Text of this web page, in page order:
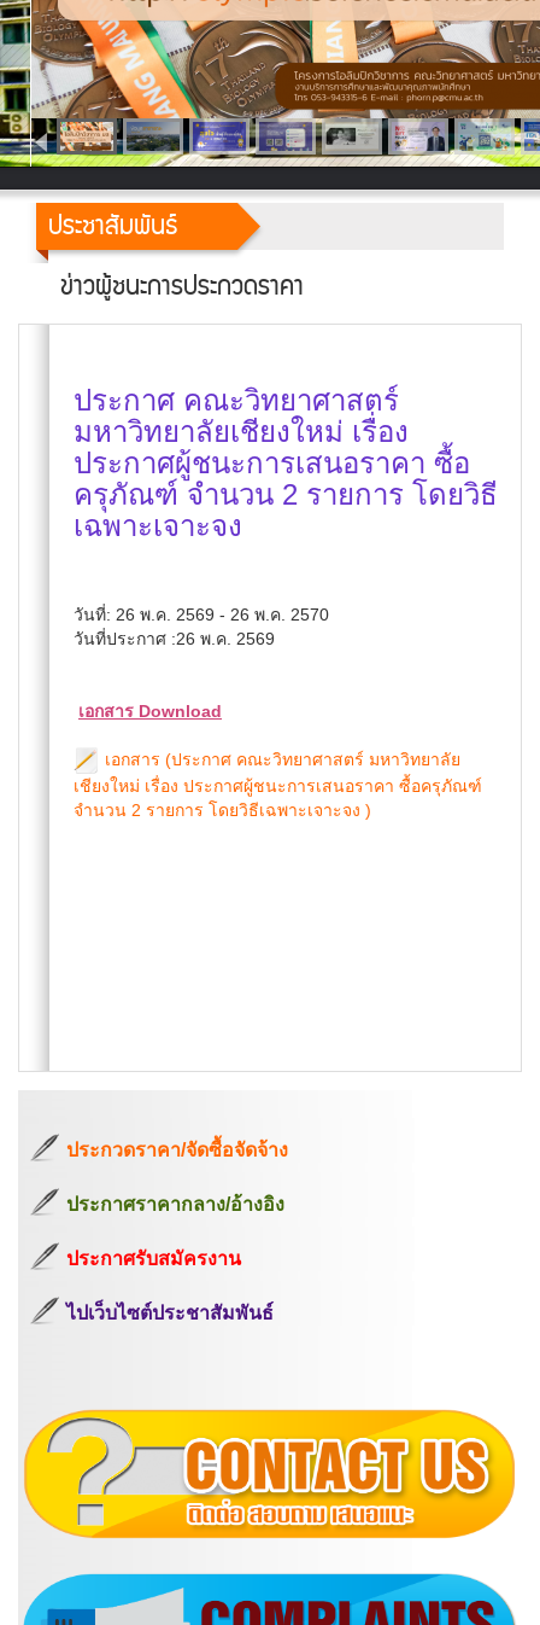
ประชาสัมพันธ์
ข่าวผู้ชนะการประกวดราคา
ประกาศ คณะวิทยาศาสตร์
มหาวิทยาลัยเชียงใหม่ เรื่อง
ประกาศผู้ชนะการเสนอราคา ซื้อ
ครุภัณฑ์ จำนวน 2 รายการ โดยวิธี
เฉพาะเจาะจง
วันที่: 26 พ.ค. 2569 - 26 พ.ค. 2570
วันที่ประกาศ :26 พ.ค. 2569
เอกสาร Download
เอกสาร (ประกาศ คณะวิทยาศาสตร์ มหาวิทยาลัย
เชียงใหม่ เรื่อง ประกาศผู้ชนะการเสนอราคา ซื้อครุภัณฑ์
จำนวน 2 รายการ โดยวิธีเฉพาะเจาะจง )
ประกวดราคา/จัดซื้อจัดจ้าง
ประกาศราคากลาง/อ้างอิง
ประกาศรับสมัครงาน
ไปเว็บไซต์ประชาสัมพันธ์